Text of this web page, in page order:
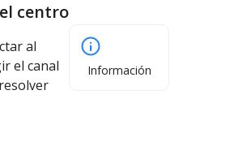
centro
al
el canal
Información